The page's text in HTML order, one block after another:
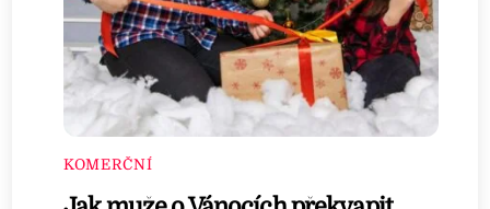
KOMERČNÍ